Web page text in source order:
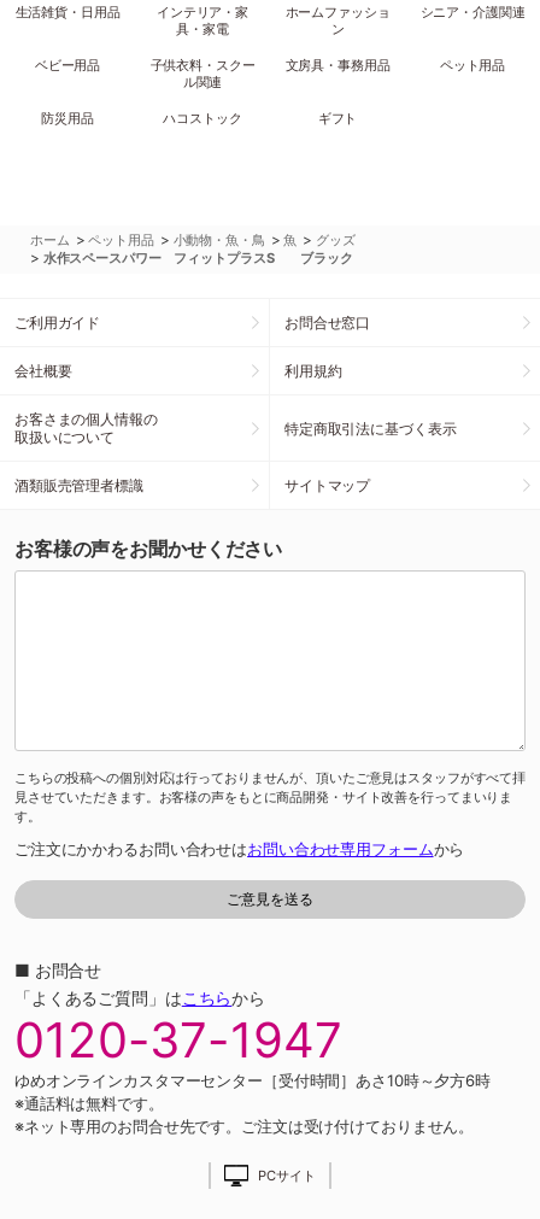
生活雑貨・日用品
インテリア・家
具・家電
ホームファッショ
ン
シニア・介護関連
ベビー用品
子供衣料・スクー
ル関連
文房具・事務用品 ペット用品
防災用品 ハコストック ギフト
ホーム >ペット用品 > 小動物・魚・鳥 >魚 > グッズ
> 水作スペースパワー フィットプラスS ブラック
ご利用ガイド お問合せ窓口
会社概要 利用規約
お客さまの個人情報の
取扱いについて
特定商取引法に基づく表示
酒類販売管理者標識 サイトマップ
お客様の声をお聞かせください
こちらの投稿への個別対応は行っておりませんが、頂いたご意見はスタッフがすべて拝
見させていただきます。お客様の声をもとに商品開発・サイト改善を行ってまいりま
す。
ご注文にかかわるお問い合わせはお問い合わせ専用フォームから
■ お問合せ
「よくあるご質問」はこちらから
0120-37-1947
ゆめオンラインカスタマーセンター［受付時間］あさ10時～夕方6時
※通話料は無料です。
※ネット専用のお問合せ先です。ご注文は受け付けておりません。
PCサイト